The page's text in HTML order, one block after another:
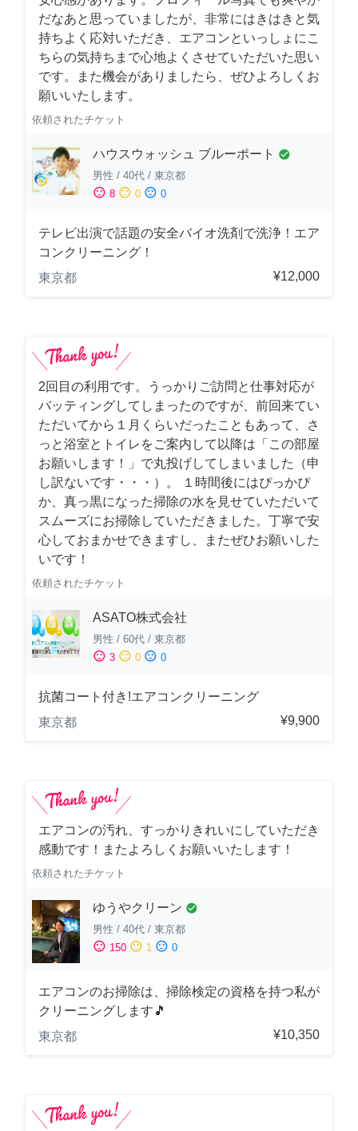
だなあと思っていましたが、非常にはきはきと気
持ちよく応対いただき、エアコンといっしょにこ
ちらの気持ちまで心地よくさせていただいた思い
です。また機会がありましたら、ぜひよろしくお
願いいたします。
依頼されたチケット
ハウスウォッシュ ブルーポート check_circle
男性 / 40代 / 東京都
sentiment_satisfied 8 sentiment_neutral 0 sentiment_dissatisfied 0
テレビ出演で話題の安全バイオ洗剤で洗浄！エア
コンクリーニング！
東京都
¥12,000
2回目の利用です。うっかりご訪問と仕事対応が
バッティングしてしまったのですが、前回来てい
ただいてから１月くらいだったこともあって、さ
っと浴室とトイレをご案内して以降は「この部屋
お願いします！」で丸投げしてしまいました（申
し訳ないです・・・）。 １時間後にはぴっかぴ
か、真っ黒になった掃除の水を見せていただいて
スムーズにお掃除していただきました。丁寧で安
心しておまかせできますし、またぜひお願いした
いです！
依頼されたチケット
ASATO株式会社
男性 / 60代 / 東京都
sentiment_satisfied 3 sentiment_neutral 0 sentiment_dissatisfied 0
抗菌コート付き!エアコンクリーニング
東京都
¥9,900
エアコンの汚れ、すっかりきれいにしていただき
感動です！またよろしくお願いいたします！
依頼されたチケット
ゆうやクリーン check_circle
男性 / 40代 / 東京都
sentiment_satisfied 150 sentiment_neutral 1 sentiment_dissatisfied 0
エアコンのお掃除は、掃除検定の資格を持つ私が
クリーニングします🎵
東京都
¥10,350